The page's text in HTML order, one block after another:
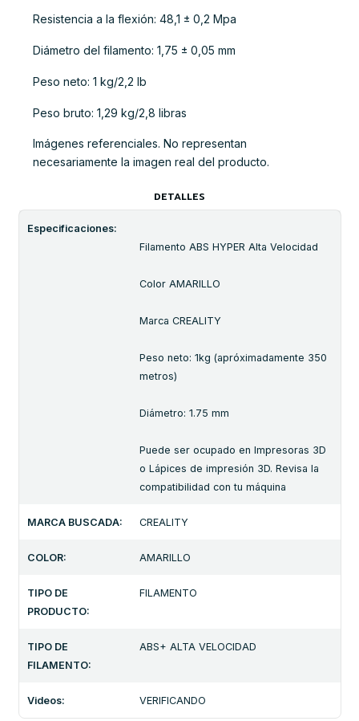
Resistencia a la flexión: 48,1 ± 0,2 Mpa
Diámetro del filamento: 1,75 ± 0,05 mm
Peso neto: 1 kg/2,2 lb
Peso bruto: 1,29 kg/2,8 libras
Imágenes referenciales. No representan
necesariamente la imagen real del producto.
DETALLES
Especificaciones:
Filamento ABS HYPER Alta Velocidad
Color AMARILLO
Marca CREALITY
Peso neto: 1kg (apróximadamente 350
metros)
Diámetro: 1.75 mm
Puede ser ocupado en Impresoras 3D
o Lápices de impresión 3D. Revisa la
compatibilidad con tu máquina
MARCA BUSCADA: CREALITY
COLOR: AMARILLO
TIPO DE
PRODUCTO:
FILAMENTO
TIPO DE
FILAMENTO:
ABS+ ALTA VELOCIDAD
Videos: VERIFICANDO